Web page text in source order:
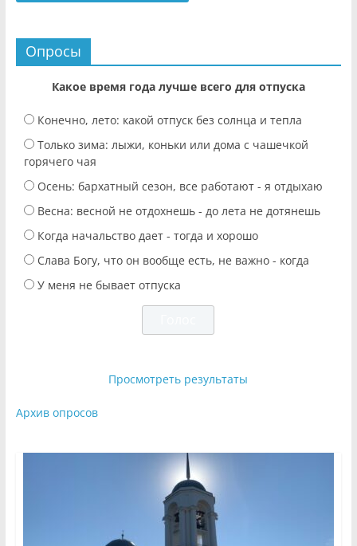
Опросы
Какое время года лучше всего для отпуска
Конечно, лето: какой отпуск без солнца и тепла
Только зима: лыжи, коньки или дома с чашечкой
горячего чая
Осень: бархатный сезон, все работают - я отдыхаю
Весна: весной не отдохнешь - до лета не дотянешь
Когда начальство дает - тогда и хорошо
Слава Богу, что он вообще есть, не важно - когда
У меня не бывает отпуска
Просмотреть результаты
Архив опросов